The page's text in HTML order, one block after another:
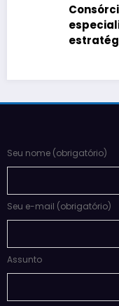
Consórcio
especialista
estratégia
Seu nome (obrigatório)
Seu e-mail (obrigatório)
Assunto